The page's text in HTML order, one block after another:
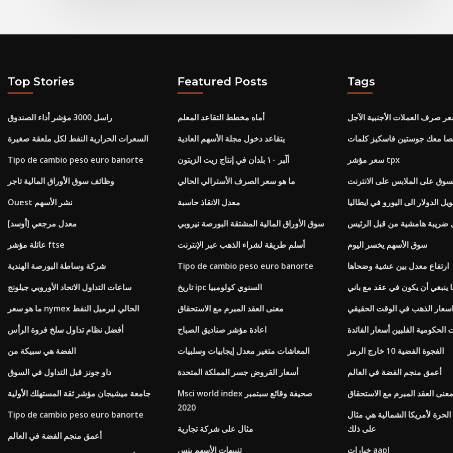
Top Stories
راسل 3000 مؤشر أداء الصندوق
السعرات الحرارية النفط لكل ملعقة صغيرة
Tipo de cambio peso euro banorte
وظائف سوق الأوراق المالية تاجر
Ouest نشر الأسهم
معدل مرجعي [أوسد]
عائلة مؤشر ftse
شركة وساطة البورصة الهندية
ساعات التداول الاتحاد الأوروبي جيلونج
ما هو سعر nymex الحالي لبرميل النفط
أفضل نظام تداول سلخ فروة الرأس
الفضة هي سبيكة من
داو جونز قبل التداول في السوق
جامعة ميشيجان مؤشر ثقة المستهلك الأولية
Tipo de cambio peso euro banorte
أعمق منجم الفضة في العالم
Featured Posts
أماه مخطط التقاعد المعلم
يتقاعد دخول مجلة الأسهم العادية
أآﺒﺮ ١٠ ﺑﻠﺪان ﻓﻲ إﻧﺘﺎج زﻳﺖ اﻟﺰﻳﺘﻮن
ما هو سعر الصرف الأسترالي الحالي
معدل الانقاذ حاسبة
سوق الأوراق المالية المشتقة البورصة نيروبي
أسلم طريقة لشراء الذهب عبر الإنترنت
Tipo de cambio peso euro banorte
تاريخ ipc السنوي كولومبيا
معنى العقد المبرم مع الاستحقاق
اعادة مؤشر صناديق الصباح
المعاشات متغير معدل إيجابيات وسلبيات
أسعار القروض جسر المملكة المتحدة
Msci world index صحيفة وقائع سبتمبر
2020
مثال على شركة تجارية
تنبيهات الأسهم بنس
Tags
صرف العملات الأجنبية الآجل
معك جوستين فاسكيز كلمات
سعر مؤشر tpx
على الملابس على الانترنت
الدولار الى اليورو في ايطاليا
ضريبة هامشية من قبل الرئيس
سوق الأسهم يخسر اليوم
ارتفاع معدل بين عشية وضحاها
ينبغي أن يكون في عقد مع باني
اسعار الذهب في الوقت الحقيقي
الحكومية الفلبين أسعار الفائدة
الفجوة الفضية 10 خارج الرمز
أعمق منجم الفضة في العالم
معنى العقد المبرم مع الاستحقاق
الحرة لأمريكا الشمالية هي مثال
على ذلك
خيارات aapl